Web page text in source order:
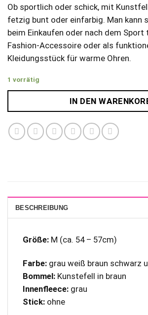
Ob sportlich oder schick, mit
fetzig bunt oder einfarbig. Man kann
beim Einkaufen oder nach dem Sport
Fashion-Accessoire oder als
Kleidungsstück für warme Ohren.
1 vorrätig
IN DEN
BESCHREIBUNG
Größe: M (ca. 54 – 57cm)
Farbe: grau weiß braun schwarz
Bommel: Kunstefell in braun
Innenfleece: grau
Stick: ohne